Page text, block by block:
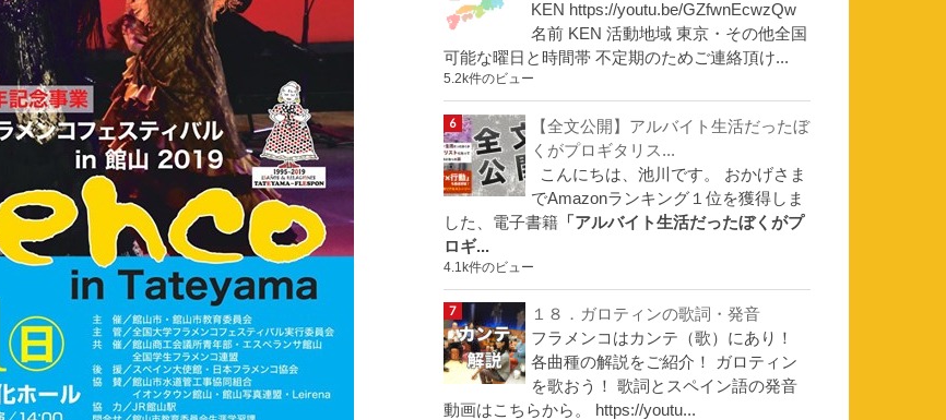
KEN https://youtu.be/GZfwnEcwzQw
名前 KEN 活動地域 東京・その他全国
可能な曜日と時間帯 不定期のためご連絡頂け...
5.2k件のビュー
【全文公開】アルバイト生活だったぼ
くがプロギタリス...
こんにちは、池川です。 おかげさま
でAmazonランキング１位を獲得しま
した、電子書籍 「アルバイト生活だったぼくがプ
ロギ...
4.1k件のビュー
１８．ガロティンの歌詞・発音
フラメンコはカンテ（歌）にあり！
各曲種の解説をご紹介！ ガロティン
を歌おう！ 歌詞とスペイン語の発音
動画はこちらから。 https://youtu...